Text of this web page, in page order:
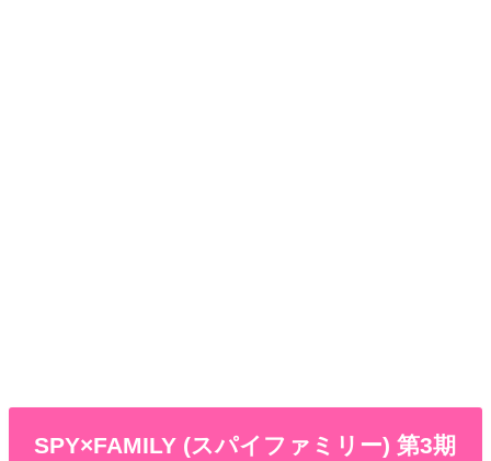
SPY×FAMILY (スパイファミリー) 第3期